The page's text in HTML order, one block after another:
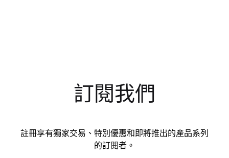
訂閱我們
註冊享有獨家交易、特別優惠和即將推出的產品系列
的訂閱者。